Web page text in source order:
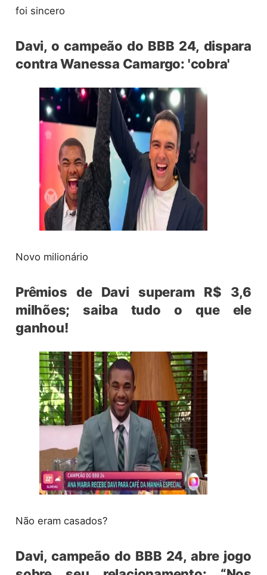
foi sincero
Davi, o campeão do BBB 24, dispara
contra Wanessa Camargo: 'cobra'
Novo milionário
Prêmios de Davi superam R$ 3,6
milhões; saiba tudo o que ele
ganhou!
Não eram casados?
Davi, campeão do BBB 24, abre jogo